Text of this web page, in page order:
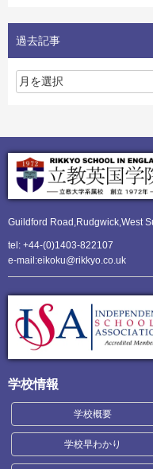
過去記事
Guildford Road,Rudgwick,West
tel: +44-(0)1403-822107
e-mail:eikoku@rikkyo.co.uk
学校情報
学校概要
学校早わかり